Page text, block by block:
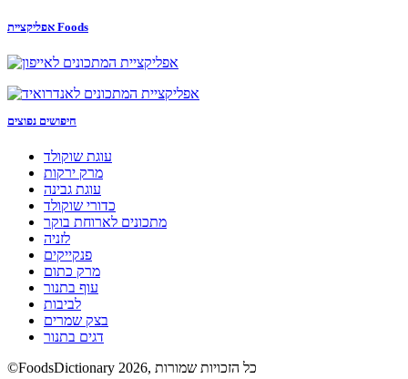
אפליקציית Foods
חיפושים נפוצים
עוגת שוקולד
מרק ירקות
עוגת גבינה
כדורי שוקולד
מתכונים לארוחת בוקר
לזניה
פנקייקים
מרק כתום
עוף בתנור
לביבות
בצק שמרים
דגים בתנור
©FoodsDictionary 2026, כל הזכויות שמורות